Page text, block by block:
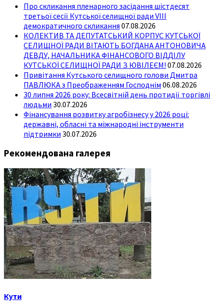
Про скликання пленарного засідання шістдесят
третьої сесії Кутської селищної ради VIII
демократичного скликання 07.08.2026
КОЛЕКТИВ ТА ДЕПУТАТСЬКИЙ КОРПУС КУТСЬКОЇ
СЕЛИЩНОЇ РАДИ ВІТАЮТЬ БОГДАНА АНТОНОВИЧА
ДЕВДУ, НАЧАЛЬНИКА ФІНАНСОВОГО ВІДДІЛУ
КУТСЬКОЇ СЕЛИЩНОЇ РАДИ З ЮВІЛЕЄМ! 07.08.2026
Привітання Кутського селищного голови Дмитра
ПАВЛЮКА з Преображенням Господнім 06.08.2026
30 липня 2026 року: Всесвітній день протидії торгівлі
людьми 30.07.2026
Фінансування розвитку агробізнесу у 2026 році:
державні, обласні та міжнародні інструменти
підтримки 30.07.2026
Рекомендована галерея
Кути